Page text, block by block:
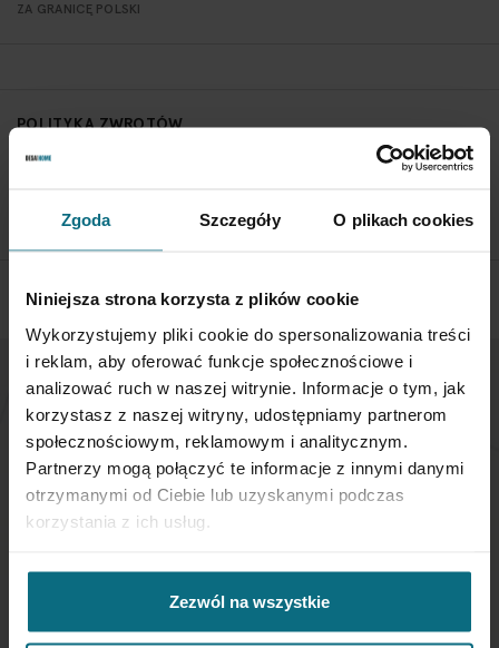
Zgoda Szczegóły O plikach cookies
Niniejsza strona korzysta z plików cookie
Wykorzystujemy pliki cookie do spersonalizowania treści
i reklam, aby oferować funkcje społecznościowe i
analizować ruch w naszej witrynie. Informacje o tym, jak
korzystasz z naszej witryny, udostępniamy partnerom
społecznościowym, reklamowym i analitycznym.
Partnerzy mogą połączyć te informacje z innymi danymi
otrzymanymi od Ciebie lub uzyskanymi podczas
korzystania z ich usług.
Zezwól na wszystkie
ZA GRANICĘ POLSKI
POLITYKA ZWROTÓW
Aby zwrócić obiekt skontaktuj się z Biurem Obsługi w ciągu 3
SPRAWDŹ SZCZEGÓŁY
NEWSLETTER
Jeśli chcesz otrzymywać aktualne informacje
dotyczące oferty Desa Home - zapisz się do naszego
newslettera.
newsletter: